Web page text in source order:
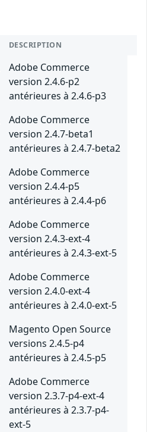
DESCRIPTION
Adobe Commerce
version 2.4.6-p2
antérieures à 2.4.6-p3
Adobe Commerce
version 2.4.7-beta1
antérieures à 2.4.7-beta2
Adobe Commerce
version 2.4.4-p5
antérieures à 2.4.4-p6
Adobe Commerce
version 2.4.3-ext-4
antérieures à 2.4.3-ext-5
Adobe Commerce
version 2.4.0-ext-4
antérieures à 2.4.0-ext-5
Magento Open Source
versions 2.4.5-p4
antérieures à 2.4.5-p5
Adobe Commerce
version 2.3.7-p4-ext-4
antérieures à 2.3.7-p4-
ext-5